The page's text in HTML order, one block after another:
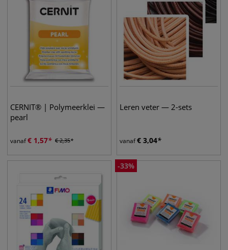
CERNIT® | Polymeerklei —
pearl
vanaf€ 1,57 €2,35
Leren veter — 2-sets
vanaf€ 3,04
-33%